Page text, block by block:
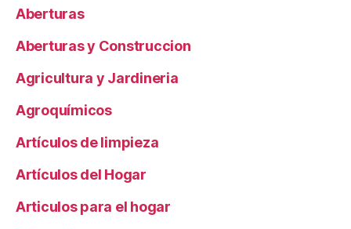
Aberturas
Aberturas y Construccion
Agricultura y Jardineria
Agroquímicos
Artículos de limpieza
Artículos del Hogar
Articulos para el hogar